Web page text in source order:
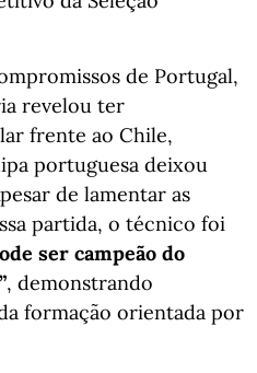
de Portugal,
revelou ter
frente ao Chile,
portuguesa deixou
de lamentar as
partida, o técnico foi
ser campeão do
, demonstrando
formação orientada por